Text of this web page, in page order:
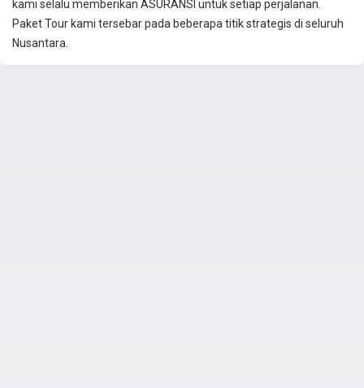
kami selalu memberikan ASURANSI untuk setiap perjalanan.
Paket Tour kami tersebar pada beberapa titik strategis di seluruh
Nusantara.